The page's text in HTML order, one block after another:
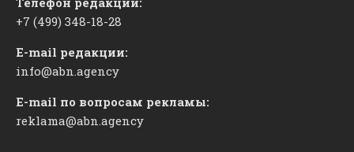
+7 (499) 348-18-28
E-mail редакции:
info@abn.agency
E-mail по вопросам рекламы:
reklama@abn.agency